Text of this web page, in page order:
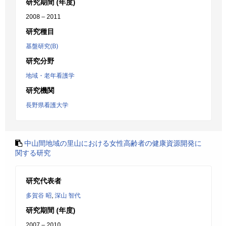
研究期間 (年度)
2008 – 2011
研究種目
基盤研究(B)
研究分野
地域・老年看護学
研究機関
長野県看護大学
中山間地域の里山における女性高齢者の健康資源開発に
関する研究
研究代表者
多賀谷 昭, 深山 智代
研究期間 (年度)